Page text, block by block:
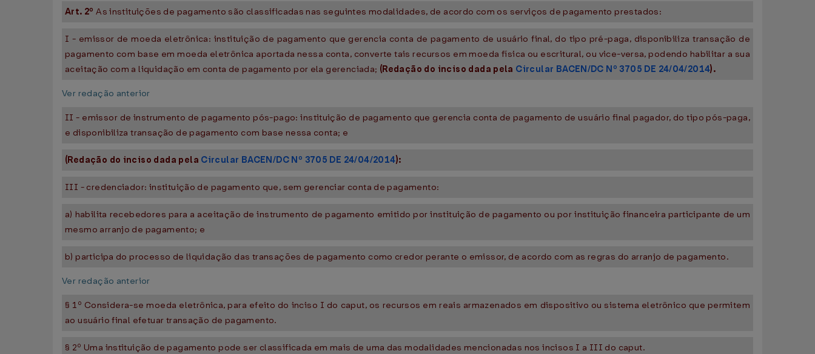
Art. 2ºAs instituições de pagamento são classificadas nas seguintes modalidades, de acordo com os serviços de pagamento prestados:
I - emissor de moeda eletrônica: instituição de pagamento que gerencia conta de pagamento de usuário final, do tipo pré-paga, disponibiliza transação de
pagamento com base em moeda eletrônica aportada nessa conta, converte tais recursos em moeda física ou escritural, ou vice-versa, podendo habilitar a sua
aceitação com a liquidação em conta de pagamento por ela gerenciada; (Redação do inciso dada pela Circular BACEN/DC Nº 3705 DE 24/04/2014).
Ver redação anterior
II - emissor de instrumento de pagamento pós-pago: instituição de pagamento que gerencia conta de pagamento de usuário final pagador, do tipo pós-paga,
e disponibiliza transação de pagamento com base nessa conta; e
(Redação do inciso dada pela Circular BACEN/DC Nº 3705 DE 24/04/2014):
III - credenciador: instituição de pagamento que, sem gerenciar conta de pagamento:
a) habilita recebedores para a aceitação de instrumento de pagamento emitido por instituição de pagamento ou por instituição financeira participante de um
mesmo arranjo de pagamento; e
b) participa do processo de liquidação das transações de pagamento como credor perante o emissor, de acordo com as regras do arranjo de pagamento.
Ver redação anterior
§ 1º Considera-se moeda eletrônica, para efeito do inciso I do caput, os recursos em reais armazenados em dispositivo ou sistema eletrônico que permitem
ao usuário final efetuar transação de pagamento.
§ 2º Uma instituição de pagamento pode ser classificada em mais de uma das modalidades mencionadas nos incisos I a III do caput.